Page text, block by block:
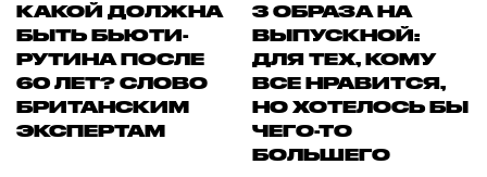
КАКОЙ ДОЛЖНА
БЫТЬ БЬЮТИ-
РУТИНА ПОСЛЕ
60 ЛЕТ? СЛОВО
БРИТАНСКИМ
ЭКСПЕРТАМ
3 ОБРАЗА НА
ВЫПУСКНОЙ:
ДЛЯ ТЕХ, КОМУ
ВСЕ НРАВИТСЯ,
НО ХОТЕЛОСЬ БЫ
ЧЕГО-ТО
БОЛЬШЕГО